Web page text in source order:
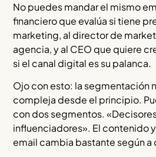
No puedes mandar el mismo
financiero que evalúa si tiene
marketing, al director de
agencia, y al CEO que quiere
si el canal digital es su palanca.
Ojo con esto: la segmentación
compleja desde el principio.
con dos segmentos.
influenciadores». El contenido
email cambia bastante según a